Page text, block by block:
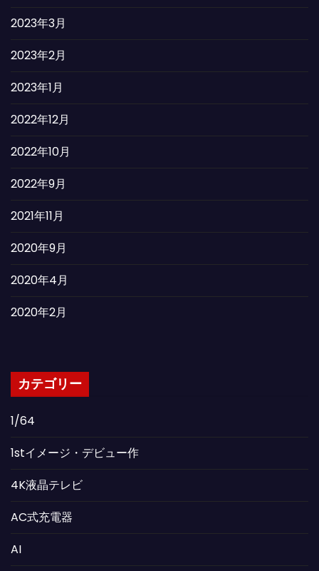
2023年3月
2023年2月
2023年1月
2022年12月
2022年10月
2022年9月
2021年11月
2020年9月
2020年4月
2020年2月
カテゴリー
1/64
1stイメージ・デビュー作
4K液晶テレビ
AC式充電器
AI